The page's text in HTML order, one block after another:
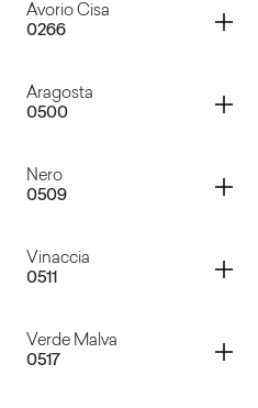
Avorio Cisa
0266
Container
Aragosta
0500
Container
Nero
0509
Container
Vinaccia
0511
Container
Verde Malva
0517
Container